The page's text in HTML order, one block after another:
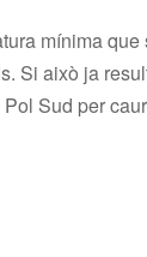
mínima que
Si això ja
Sud per